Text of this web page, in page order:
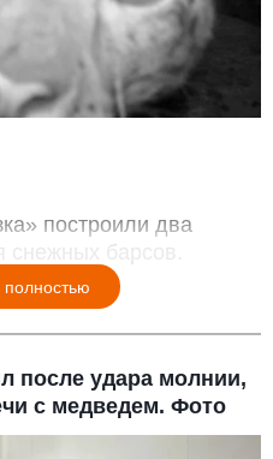
построили два
барсов.
полностью
после удара молнии,
с медведем. Фото